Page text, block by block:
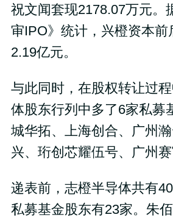
祝文闻套现2178.07万元。
审IPO》统计，兴橙资本前
2.19亿元。
与此同时，在股权转让过
体股东行列中多了6家私募
城华拓、上海创合、广州
兴、珩创芯耀伍号、广州赛
递表前，志橙半导体共有
私募基金股东有23家。朱